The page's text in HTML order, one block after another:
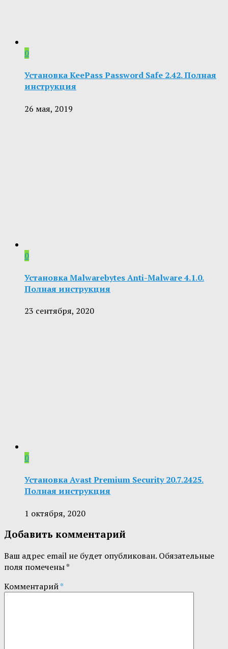
0
Установка KeePass Password Safe 2.42. Полная
инструкция
26 мая, 2019
0
Установка Malwarebytes Anti-Malware 4.1.0.
Полная инструкция
23 сентября, 2020
0
Установка Avast Premium Security 20.7.2425.
Полная инструкция
1 октября, 2020
Добавить комментарий
Ваш адрес email не будет опубликован. Обязательные
поля помечены*
Комментарий*